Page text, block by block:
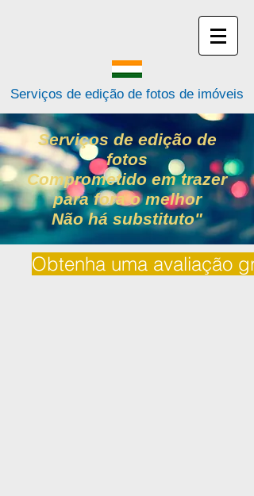
Serviços de edição de fotos de imóveis
Serviços de edição de
fotos
Comprometido em trazer
para fora o melhor
Não há substituto"
Obtenha uma avaliação